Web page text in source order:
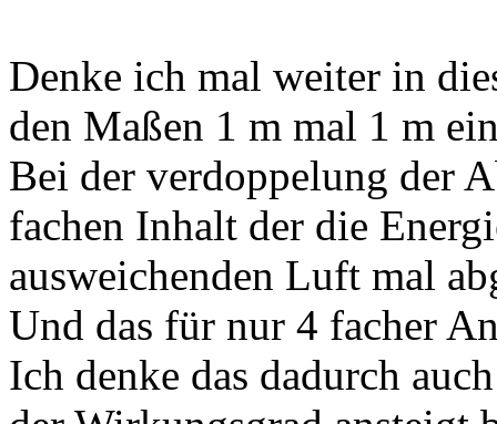
Denke ich mal weiter in
den Maßen 1 m mal 1 m
Bei der verdoppelung der
fachen Inhalt der die
ausweichenden Luft mal
Und das für nur 4 facher
Ich denke das dadurch